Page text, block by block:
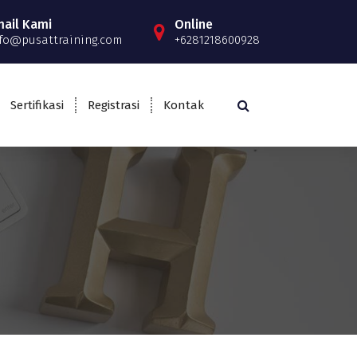
Kami Online
+6281218600928
Sertifikasi Registrasi Kontak